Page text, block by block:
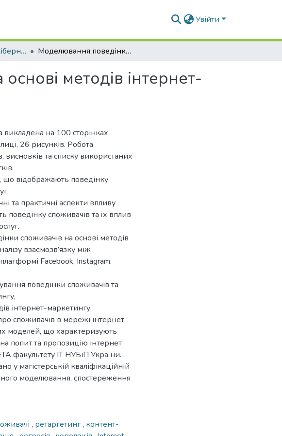
Увійти
ОПП "Економічна кібернетика" Моделювання поведінки споживачів на основі методів інтернет-маркетингу
методів інтернет-
викладена на 100 сторінках
26 рисунків. Робота
висновків та списку використаних
що відображають поведінку
та практичні аспекти впливу
поведінку споживачів та їх вплив
споживачів на основі методів
взаємозв’язку між
Facebook, Instagram.
поведінки споживачів та
інтернет-маркетингу,
споживачів в мережі інтернет,
моделей, що характеризують
попит та пропозицію інтернет
факультету ІТ НУБіП України.
магістерській кваліфікаційній
моделювання, спостереження
, ретаргетинг, контент-